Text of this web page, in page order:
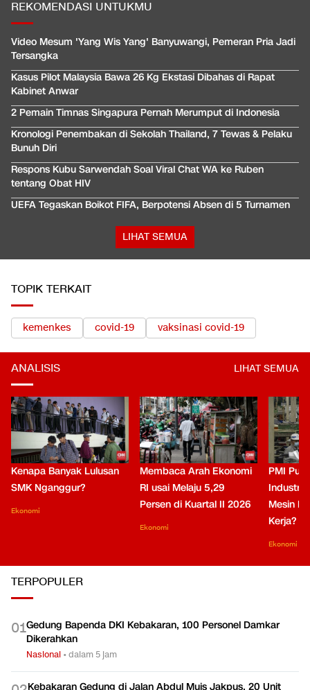
REKOMENDASI UNTUKMU
Video Mesum 'Yang Wis Yang' Banyuwangi, Pemeran Pria Jadi
Tersangka
Kasus Pilot Malaysia Bawa 26 Kg Ekstasi Dibahas di Rapat
Kabinet Anwar
2 Pemain Timnas Singapura Pernah Merumput di Indonesia
Kronologi Penembakan di Sekolah Thailand, 7 Tewas & Pelaku
Bunuh Diri
Respons Kubu Sarwendah Soal Viral Chat WA ke Ruben
tentang Obat HIV
UEFA Tegaskan Boikot FIFA, Berpotensi Absen di 5 Turnamen
LIHAT SEMUA
TOPIK TERKAIT
kemenkes covid-19 vaksinasi covid-19
ANALISIS LIHAT SEMUA
Kenapa Banyak Lulusan
SMK Nganggur?
Ekonomi
Membaca Arah Ekonomi
RI usai Melaju 5,29
Persen di Kuartal II 2026
Ekonomi
PMI
Industri
Mesin
Kerja?
Ekonomi
TERPOPULER
01Gedung Bapenda DKI Kebakaran, 100 Personel Damkar
Dikerahkan
Nasional •dalam 5 jam
Kebakaran Gedung di Jalan Abdul Muis Jakpus, 20 Unit